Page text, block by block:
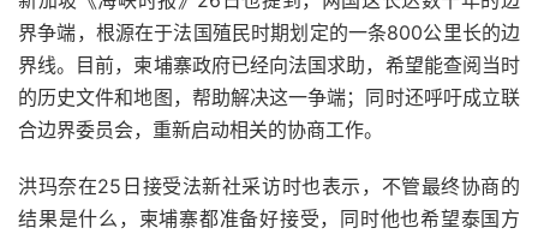
界争端，根源在于法国殖民时期划定的一条800公里长的边
界线。目前，柬埔寨政府已经向法国求助，希望能查阅当时
的历史文件和地图，帮助解决这一争端；同时还呼吁成立联
合边界委员会，重新启动相关的协商工作。
洪玛奈在25日接受法新社采访时也表示，不管最终协商的
结果是什么，柬埔寨都准备好接受，同时他也希望泰国方